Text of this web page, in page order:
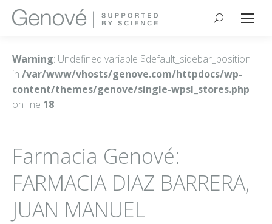
Buscar:
Warning: Undefined variable $default_sidebar_position
in /var/www/vhosts/genove.com/httpdocs/wp-
content/themes/genove/single-wpsl_stores.php
on line 18
Farmacia Genové:
FARMACIA DIAZ BARRERA,
JUAN MANUEL